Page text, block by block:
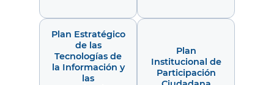
Plan Estratégico
de las
Tecnologías de
la Información y
las
Plan
Institucional de
Participación